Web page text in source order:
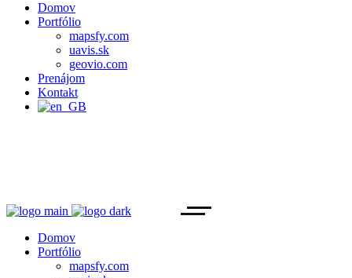
Domov
Portfólio
mapsfy.com
uavis.sk
geovio.com
Prenájom
Kontakt
Domov
Portfólio
mapsfy.com